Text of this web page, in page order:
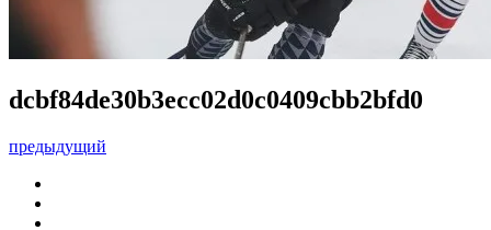
dcbf84de30b3ecc02d0c0409cbb2bfd0
предыдущий